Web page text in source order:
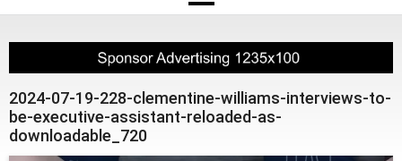
2024-07-19-228-clementine-williams-interviews-to-
be-executive-assistant-reloaded-as-
downloadable_720